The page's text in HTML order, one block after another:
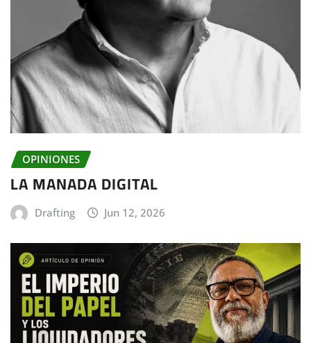
OPINIONES
LA MANADA DIGITAL
Drafting Jun 12, 2026